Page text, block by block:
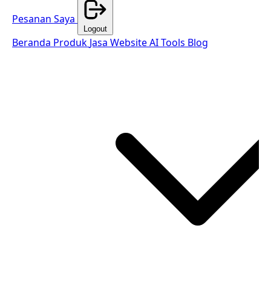
Pesanan Saya
Logout
Beranda Produk Jasa WebsiteAI Tools Blog